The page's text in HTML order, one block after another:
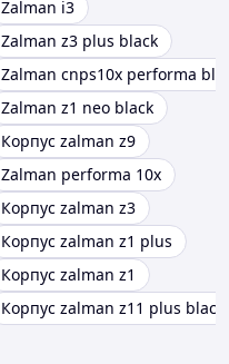
Zalman i3
Zalman z3 plus black
Zalman cnps10x performa
Zalman z1 neo black
Корпус zalman z9
Zalman performa 10x
Корпус zalman z3
Корпус zalman z1 plus
Корпус zalman z1
Корпус zalman z11 plus black